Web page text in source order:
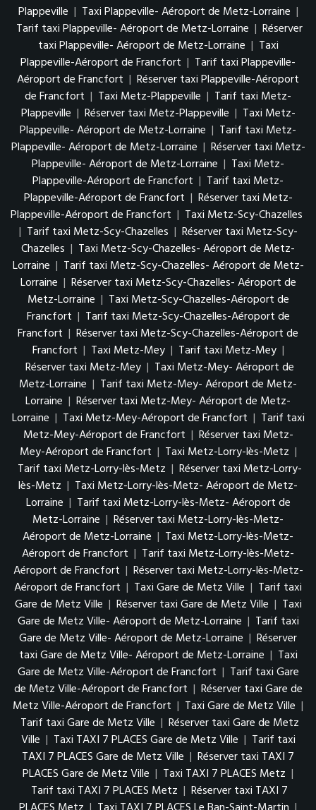
Plappeville | Taxi Plappeville- Aéroport de Metz-Lorraine |
Tarif taxi Plappeville- Aéroport de Metz-Lorraine | Réserver
taxi Plappeville- Aéroport de Metz-Lorraine | Taxi
Plappeville-Aéroport de Francfort | Tarif taxi Plappeville-
Aéroport de Francfort | Réserver taxi Plappeville-Aéroport
de Francfort | Taxi Metz-Plappeville | Tarif taxi Metz-
Plappeville | Réserver taxi Metz-Plappeville | Taxi Metz-
Plappeville- Aéroport de Metz-Lorraine | Tarif taxi Metz-
Plappeville- Aéroport de Metz-Lorraine | Réserver taxi Metz-
Plappeville- Aéroport de Metz-Lorraine | Taxi Metz-
Plappeville-Aéroport de Francfort | Tarif taxi Metz-
Plappeville-Aéroport de Francfort | Réserver taxi Metz-
Plappeville-Aéroport de Francfort | Taxi Metz-Scy-Chazelles
| Tarif taxi Metz-Scy-Chazelles | Réserver taxi Metz-Scy-
Chazelles | Taxi Metz-Scy-Chazelles- Aéroport de Metz-
Lorraine | Tarif taxi Metz-Scy-Chazelles- Aéroport de Metz-
Lorraine | Réserver taxi Metz-Scy-Chazelles- Aéroport de
Metz-Lorraine | Taxi Metz-Scy-Chazelles-Aéroport de
Francfort | Tarif taxi Metz-Scy-Chazelles-Aéroport de
Francfort | Réserver taxi Metz-Scy-Chazelles-Aéroport de
Francfort | Taxi Metz-Mey | Tarif taxi Metz-Mey |
Réserver taxi Metz-Mey | Taxi Metz-Mey- Aéroport de
Metz-Lorraine | Tarif taxi Metz-Mey- Aéroport de Metz-
Lorraine | Réserver taxi Metz-Mey- Aéroport de Metz-
Lorraine | Taxi Metz-Mey-Aéroport de Francfort | Tarif taxi
Metz-Mey-Aéroport de Francfort | Réserver taxi Metz-
Mey-Aéroport de Francfort | Taxi Metz-Lorry-lès-Metz |
Tarif taxi Metz-Lorry-lès-Metz | Réserver taxi Metz-Lorry-
lès-Metz | Taxi Metz-Lorry-lès-Metz- Aéroport de Metz-
Lorraine | Tarif taxi Metz-Lorry-lès-Metz- Aéroport de
Metz-Lorraine | Réserver taxi Metz-Lorry-lès-Metz-
Aéroport de Metz-Lorraine | Taxi Metz-Lorry-lès-Metz-
Aéroport de Francfort | Tarif taxi Metz-Lorry-lès-Metz-
Aéroport de Francfort | Réserver taxi Metz-Lorry-lès-Metz-
Aéroport de Francfort | Taxi Gare de Metz Ville | Tarif taxi
Gare de Metz Ville | Réserver taxi Gare de Metz Ville | Taxi
Gare de Metz Ville- Aéroport de Metz-Lorraine | Tarif taxi
Gare de Metz Ville- Aéroport de Metz-Lorraine | Réserver
taxi Gare de Metz Ville- Aéroport de Metz-Lorraine | Taxi
Gare de Metz Ville-Aéroport de Francfort | Tarif taxi Gare
de Metz Ville-Aéroport de Francfort | Réserver taxi Gare de
Metz Ville-Aéroport de Francfort | Taxi Gare de Metz Ville |
Tarif taxi Gare de Metz Ville | Réserver taxi Gare de Metz
Ville | Taxi TAXI 7 PLACES Gare de Metz Ville | Tarif taxi
TAXI 7 PLACES Gare de Metz Ville | Réserver taxi TAXI 7
PLACES Gare de Metz Ville | Taxi TAXI 7 PLACES Metz |
Tarif taxi TAXI 7 PLACES Metz | Réserver taxi TAXI 7